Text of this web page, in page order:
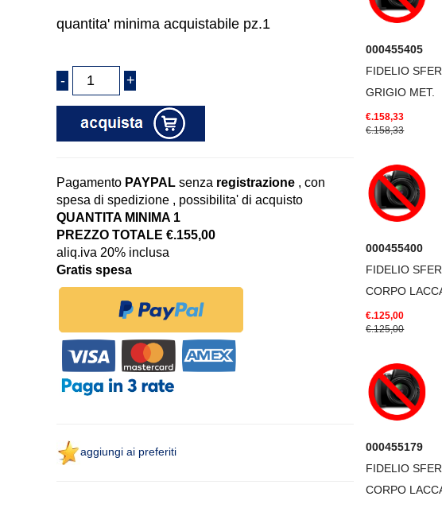
quantita' minima acquistabile pz.1
Pagamento PAYPAL senza registrazione , con
spesa di spedizione , possibilita' di acquisto
QUANTITA MINIMA 1
PREZZO TOTALE €.155,00
aliq.iva 20% inclusa
Gratis spesa
aggiungi ai preferiti
000455405
FIDELIO
GRIGIO MET.
€.158,33
€.158,33
000455400
FIDELIO
CORPO
€.125,00
€.125,00
000455179
FIDELIO
CORPO